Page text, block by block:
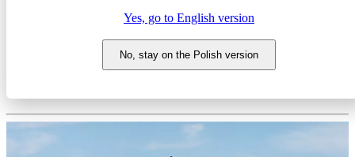
Yes, go to English version
No, stay on the Polish version
Magazyn do wynajęcia
Chylonia Business Park